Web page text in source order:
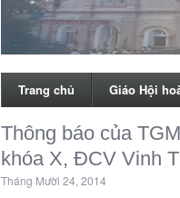
Trang chủ Giáo Hội
Thông báo của
khóa X, ĐCV Vinh
Tháng Mười 24, 2014